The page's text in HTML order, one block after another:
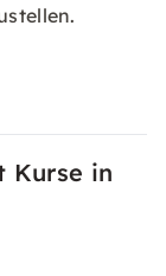
Kurse in